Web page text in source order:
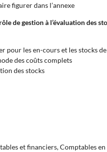
figurer dans l’annexe
de gestion à l’évaluation des
pour les en-cours et les stocks
des coûts complets
des stocks
et financiers, Comptables